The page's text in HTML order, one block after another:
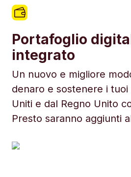
Portafoglio
integrato
Un nuovo e migliore
denaro e sostenere i tuoi
Uniti e dal Regno Unito
Presto saranno aggiunti